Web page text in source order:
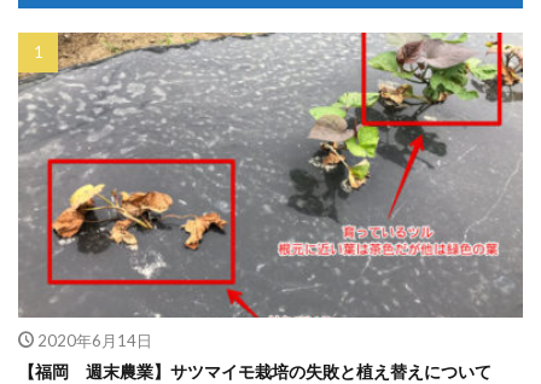
2020年6月14日
【福岡 週末農業】サツマイモ栽培の失敗と植え替えについて